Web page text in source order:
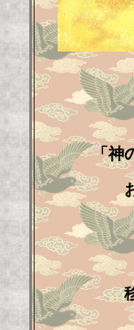
「神